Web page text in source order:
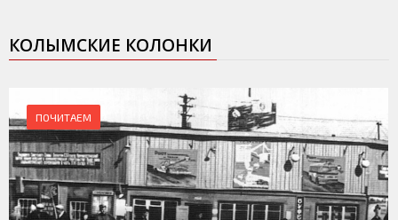
КОЛЫМСКИЕ КОЛОНКИ
ПОЧИТАЕМ